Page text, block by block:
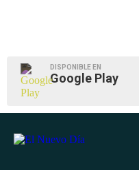
DISPONIBLE EN
Google Play